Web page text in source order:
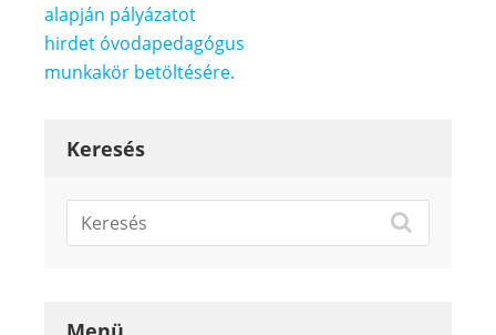
alapján pályázatot
hirdet óvodapedagógus
munkakör betöltésére.
Keresés